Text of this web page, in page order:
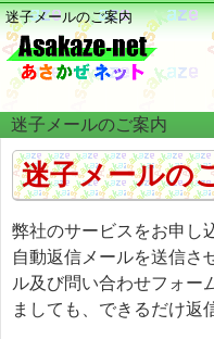
迷子メールのご案内
迷子メールのご案内
迷子メールの
弊社のサービスをお申し
自動返信メールを送信さ
ル及び問い合わせフォー
ましても、できるだけ返